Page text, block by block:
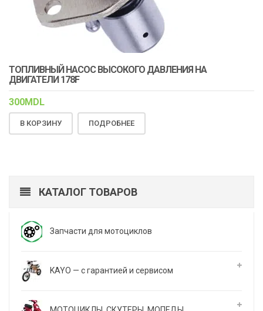
ТОПЛИВНЫЙ НАСОС ВЫСОКОГО ДАВЛЕНИЯ НА
ДВИГАТЕЛИ 178F
300MDL
В КОРЗИНУ ПОДРОБНЕЕ
КАТАЛОГ ТОВАРОВ
Запчасти для мотоциклов
KAYO — с гарантией и сервисом